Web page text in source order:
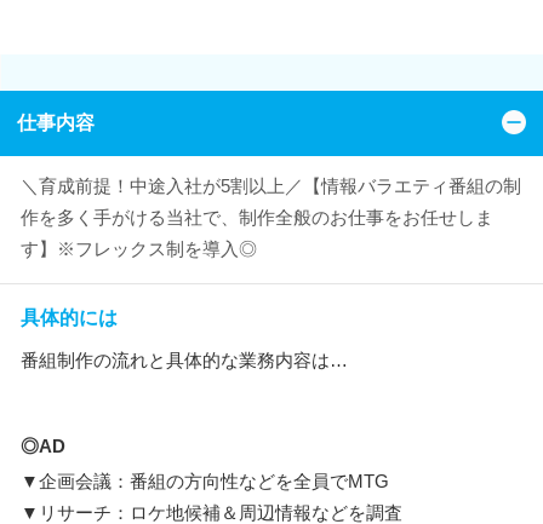
仕事内容
＼育成前提！中途入社が5割以上／【情報バラエティ番組の制
作を多く手がける当社で、制作全般のお仕事をお任せしま
す】※フレックス制を導入◎
具体的には
番組制作の流れと具体的な業務内容は…
◎AD
▼企画会議：番組の方向性などを全員でMTG
▼リサーチ：ロケ地候補＆周辺情報などを調査